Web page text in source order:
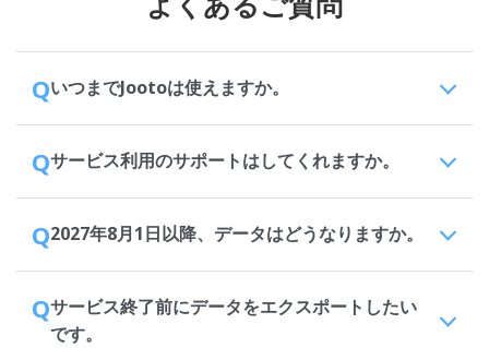
QいつまでJootoは使えますか。
Qサービス利用のサポートはしてくれますか。
Q2027年8月1日以降、データはどうなりますか。
Qサービス終了前にデータをエクスポートしたい
です。